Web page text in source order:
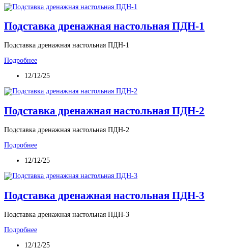
Подставка дренажная настольная ПДН-1
Подставка дренажная настольная ПДН-1
Подробнее
12/12/25
Подставка дренажная настольная ПДН-2
Подставка дренажная настольная ПДН-2
Подробнее
12/12/25
Подставка дренажная настольная ПДН-3
Подставка дренажная настольная ПДН-3
Подробнее
12/12/25